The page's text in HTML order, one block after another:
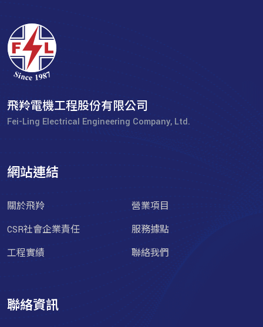
飛羚電機工程股份有限公司
Fei-Ling Electrical Engineering Company, Ltd.
網站連結
關於飛羚
營業項目
CSR社會企業責任
服務據點
工程實績
聯絡我們
聯絡資訊